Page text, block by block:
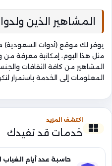
المشاهير الذين
يوفر لك موقع (أدوات
مثل هذا اليوم، إمكانية معرفة
المشاهير من كافة الثقافات
المعلومات إلى الخدمة باستمرار
اكتشف المزيد
خدمات قد تفيدك
حاسبة عدد أيام